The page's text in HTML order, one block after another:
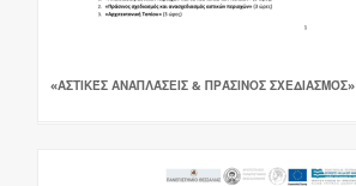
«ΑΣΤΙΚΈΣ ΑΝΑΠΛΆΣΕΙΣ & ΠΡΆΣΙΝΟΣ ΣΧΕΔΙΑΣΜΌΣ»